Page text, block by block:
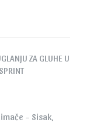
ZA GLUHE U
– Sisak,